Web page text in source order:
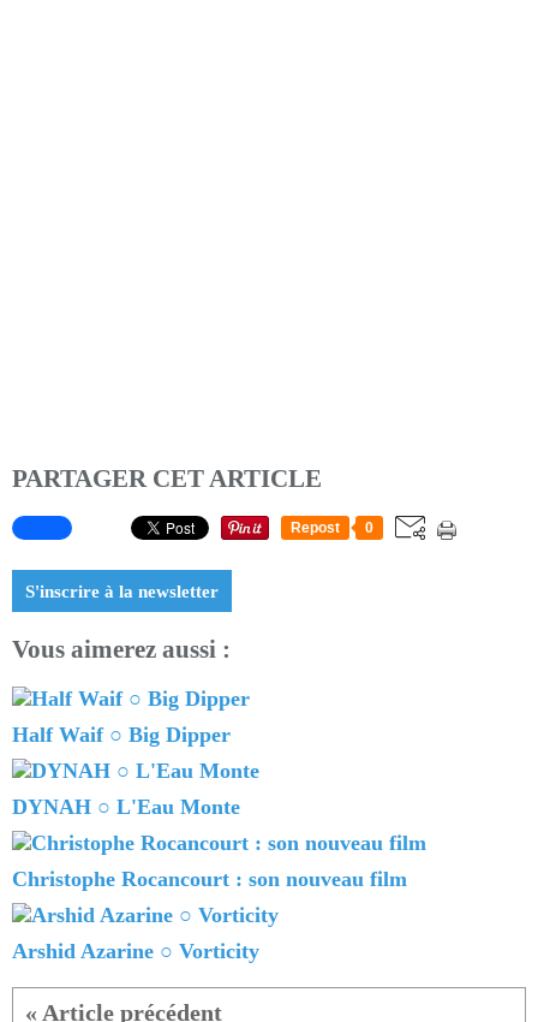
PARTAGER CET ARTICLE
Repost 0
S'inscrire à la newsletter
Vous aimerez aussi :
Half Waif ○ Big Dipper
DYNAH ○ L'Eau Monte
Christophe Rocancourt : son nouveau film
Arshid Azarine ○ Vorticity